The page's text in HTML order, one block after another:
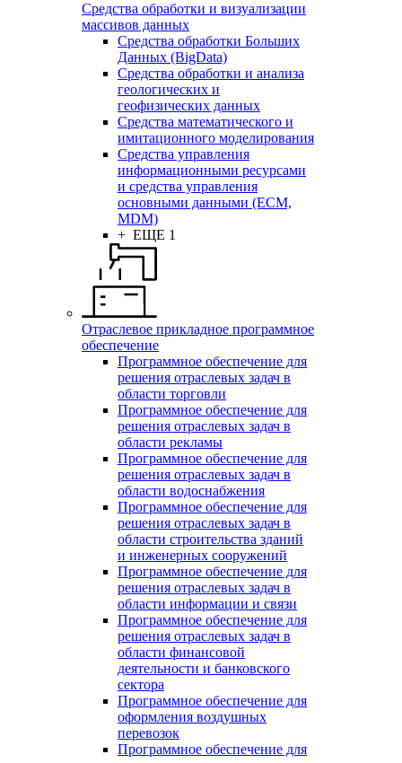
Средства обработки и визуализации
массивов данных
Средства обработки Больших
Данных (BigData)
Средства обработки и анализа
геологических и
геофизических данных
Средства математического и
имитационного моделирования
Средства управления
информационными ресурсами
и средства управления
основными данными (ECM,
MDM)
+ ЕЩЕ 1
Отраслевое прикладное программное
обеспечение
Программное обеспечение для
решения отраслевых задач в
области торговли
Программное обеспечение для
решения отраслевых задач в
области рекламы
Программное обеспечение для
решения отраслевых задач в
области водоснабжения
Программное обеспечение для
решения отраслевых задач в
области строительства зданий
и инженерных сооружений
Программное обеспечение для
решения отраслевых задач в
области информации и связи
Программное обеспечение для
решения отраслевых задач в
области финансовой
деятельности и банковского
сектора
Программное обеспечение для
оформления воздушных
перевозок
Программное обеспечение для